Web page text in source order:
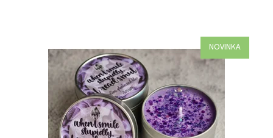
NOVINKA
Bavlník a šeřík.
Dostupnost:
Předobjednávka
3254